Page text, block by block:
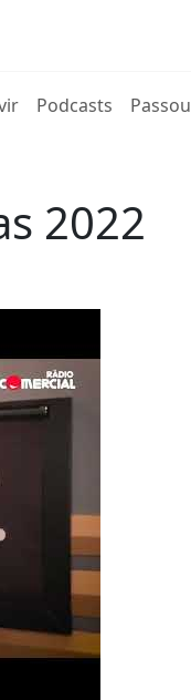
(current)
Podcasts Passou
2022